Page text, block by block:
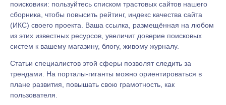
поисковики: пользуйтесь списком трастовых сайтов нашего
сборника, чтобы повысить рейтинг, индекс качества сайта
(ИКС) своего проекта. Ваша ссылка, размещённая на любом
из этих известных ресурсов, увеличит доверие поисковых
систем к вашему магазину, блогу, живому журналу.
Статьи специалистов этой сферы позволят следить за
трендами. На порталы-гиганты можно ориентироваться в
плане развития, повышать свою грамотность, как
пользователя.